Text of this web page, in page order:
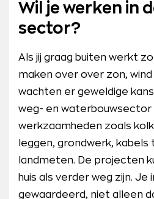
Wil je werken in
sector?
Als jij graag buiten werkt
maken over over zon,
wachten er geweldige
weg- en waterbouwsector
werkzaamheden zoals
leggen, grondwerk,
landmeten. De projecten
huis als verder weg zijn.
gewaardeerd, niet alleen